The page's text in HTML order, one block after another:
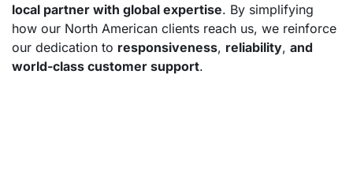
local partner with global expertise. By simplifying
how our North American clients reach us, we reinforce
our dedication to responsiveness, reliability, and
world-class customer support.